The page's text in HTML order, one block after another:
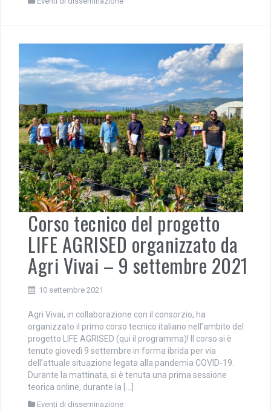
Corso tecnico del progetto
LIFE AGRISED organizzato da
Agri Vivai – 9 settembre 2021
10 settembre 2021
Agri Vivai, in collaborazione con il consorzio, ha
organizzato il primo corso tecnico italiano nell’ambito del
progetto LIFE AGRISED (qui il programma)! Il corso si è
tenuto giovedì 9 settembre in forma ibrida per via
dell’attuale situazione legata alla pandemia COVID-19.
Durante la mattinata, si è tenuta una prima sessione
teorica online, durante la […]
Eventi di disseminazione